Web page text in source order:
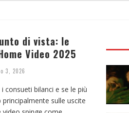
di vista: le
Video 2025
3, 2026
consueti bilanci e se le più
sulle uscite